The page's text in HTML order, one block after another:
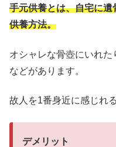
手元供養とは、自宅に
供養方法。
オシャレな骨壺にいれ
などがあります。
故人を1番身近に感じれ
デメリット